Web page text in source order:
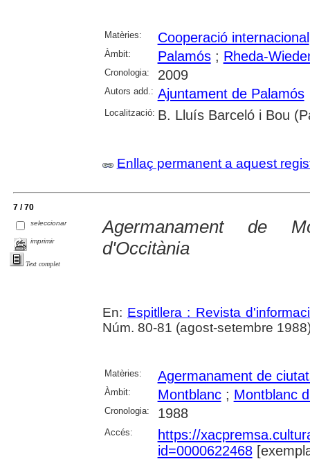
Matèries: Cooperació internacional
Àmbit: Palamós; Rheda-
Cronologia: 2009
Autors add.: Ajuntament de Palamós
Localització: B. Lluís Barceló i Bou
Enllaç permanent a aquest
7 / 70
seleccionar
imprimir
Text complet
Agermanament de
d'Occitània
En: Espitllera : Revista
Núm. 80-81 (agost-setembre
Matèries: Agermanament de
Àmbit: Montblanc; Montblanc
Cronologia: 1988
Accés:
https://
id=0000622468